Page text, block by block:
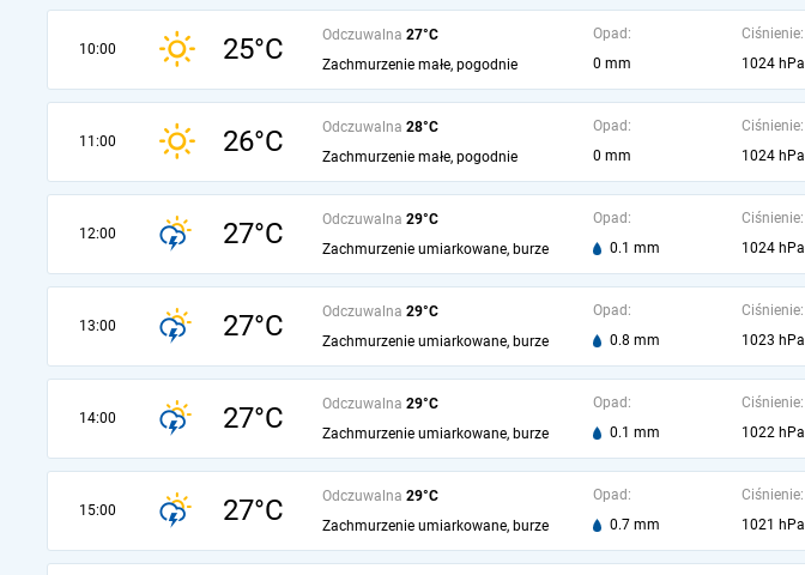
10:00 25°C Odczuwalna 27°C
Zachmurzenie małe, pogodnie
Opad:
0 mm
Ciśnienie:
1024 hPa
11:00 26°C Odczuwalna 28°C
Zachmurzenie małe, pogodnie
Opad:
0 mm
Ciśnienie:
1024 hPa
12:00 27°C Odczuwalna 29°C
Zachmurzenie umiarkowane, burze
Opad:
0.1 mm
Ciśnienie:
1024 hPa
13:00 27°C Odczuwalna 29°C
Zachmurzenie umiarkowane, burze
Opad:
0.8 mm
Ciśnienie:
1023 hPa
14:00 27°C Odczuwalna 29°C
Zachmurzenie umiarkowane, burze
Opad:
0.1 mm
Ciśnienie:
1022 hPa
15:00 27°C Odczuwalna 29°C
Zachmurzenie umiarkowane, burze
Opad:
0.7 mm
Ciśnienie:
1021 hPa